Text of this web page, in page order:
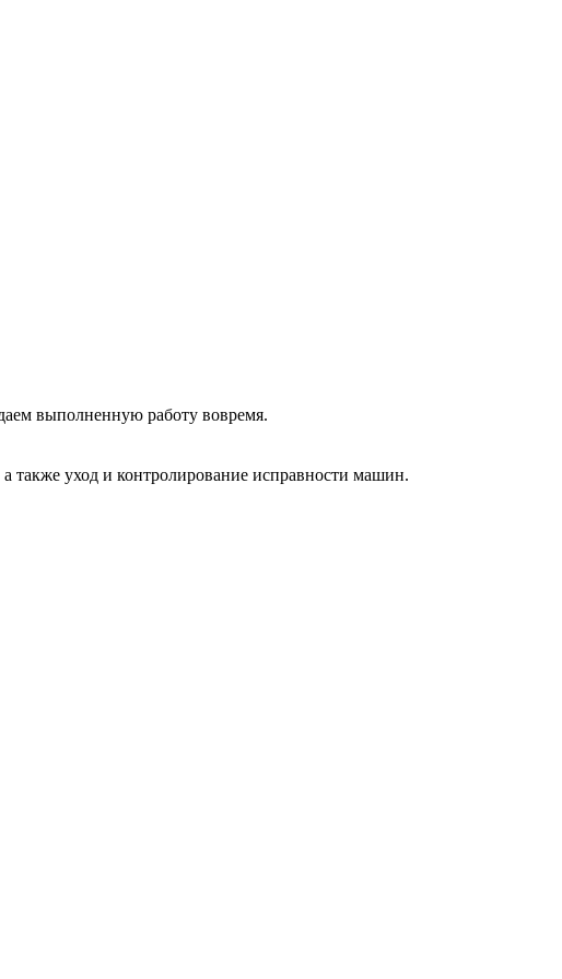
выполненную работу вовремя.
также уход и контролирование исправности машин.